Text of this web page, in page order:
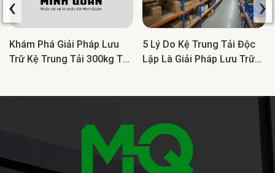
Khám Phá Giải Pháp Lưu
Trữ Kệ Trung Tải 300kg Tối
5 Lý Do Kệ Trung Tải Độc
Lập Là Giải Pháp Lưu Trữ
‹ ›